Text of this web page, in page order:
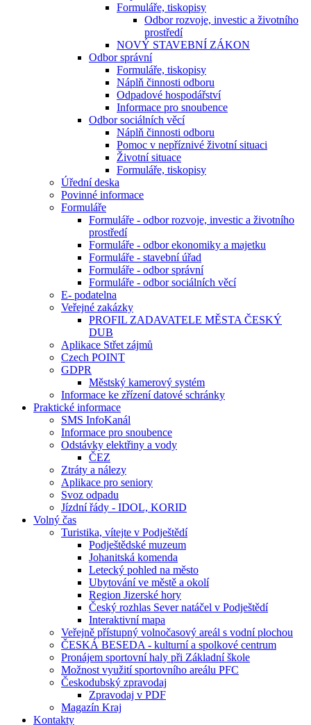
Formuláře, tiskopisy
Odbor rozvoje, investic a životního
prostředí
NOVÝ STAVEBNÍ ZÁKON
Odbor správní
Formuláře, tiskopisy
Náplň činnosti odboru
Odpadové hospodářství
Informace pro snoubence
Odbor sociálních věcí
Náplň činnosti odboru
Pomoc v nepříznivé životní situaci
Životní situace
Formuláře, tiskopisy
Úřední deska
Povinné informace
Formuláře
Formuláře - odbor rozvoje, investic a životního
prostředí
Formuláře - odbor ekonomiky a majetku
Formuláře - stavební úřad
Formuláře - odbor správní
Formuláře - odbor sociálních věcí
E- podatelna
Veřejné zakázky
PROFIL ZADAVATELE MĚSTA ČESKÝ
DUB
Aplikace Střet zájmů
Czech POINT
GDPR
Městský kamerový systém
Informace ke zřízení datové schránky
Praktické informace
SMS InfoKanál
Informace pro snoubence
Odstávky elektřiny a vody
ČEZ
Ztráty a nálezy
Aplikace pro seniory
Svoz odpadu
Jízdní řády - IDOL, KORID
Volný čas
Turistika, vítejte v Podještědí
Podještědské muzeum
Johanitská komenda
Letecký pohled na město
Ubytování ve městě a okolí
Region Jizerské hory
Český rozhlas Sever natáčel v Podještědí
Interaktivní mapa
Veřejně přístupný volnočasový areál s vodní plochou
ČESKÁ BESEDA - kulturní a spolkové centrum
Pronájem sportovní haly při Základní škole
Možnost využití sportovního areálu PFC
Českodubský zpravodaj
Zpravodaj v PDF
Magazín Kraj
Kontakty